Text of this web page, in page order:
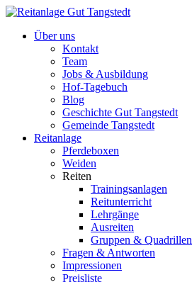
Über uns
Kontakt
Team
Jobs & Ausbildung
Hof-Tagebuch
Blog
Geschichte Gut Tangstedt
Gemeinde Tangstedt
Reitanlage
Pferdeboxen
Weiden
Reiten
Trainingsanlagen
Reitunterricht
Lehrgänge
Ausreiten
Gruppen & Quadrillen
Fragen & Antworten
Impressionen
Preisliste